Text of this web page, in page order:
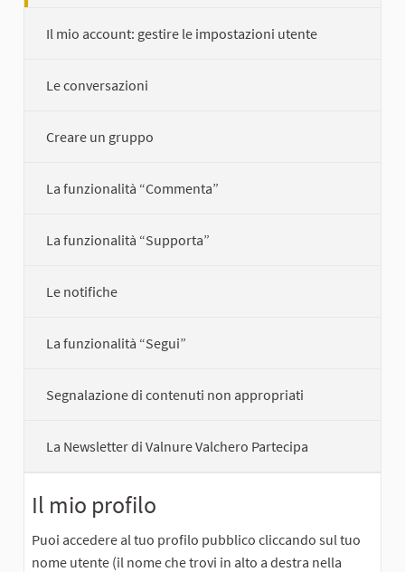
Il mio account: gestire le impostazioni utente
Le conversazioni
Creare un gruppo
La funzionalità “Commenta”
La funzionalità “Supporta”
Le notifiche
La funzionalità “Segui”
Segnalazione di contenuti non appropriati
La Newsletter di Valnure Valchero Partecipa
Il mio profilo
Puoi accedere al tuo profilo pubblico cliccando sul tuo
nome utente (il nome che trovi in alto a destra nella